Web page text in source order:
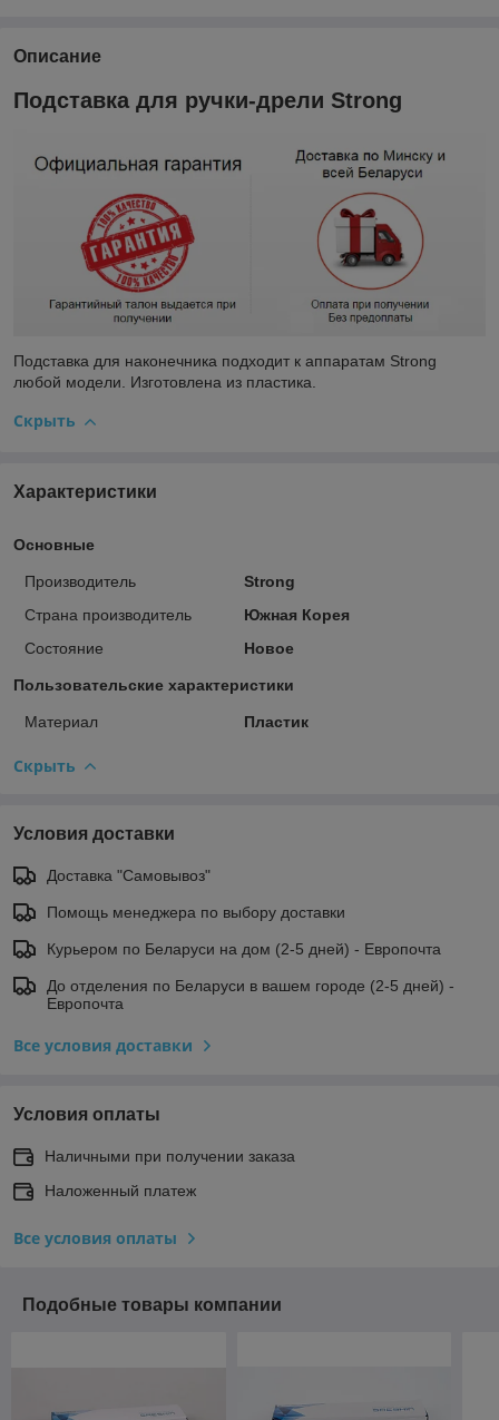
Описание
Подставка для ручки-дрели Strong
Подставка для наконечника подходит к аппаратам Strong
любой модели. Изготовлена из пластика.
Скрыть
Характеристики
Основные
Производитель
Strong
Страна производитель
Южная Корея
Состояние
Новое
Пользовательские характеристики
Материал Пластик
Скрыть
Условия доставки
Доставка "Самовывоз"
Помощь менеджера по выбору доставки
Курьером по Беларуси на дом (2-5 дней) - Европочта
До отделения по Беларуси в вашем городе (2-5 дней) -
Европочта
Все условия доставки
Условия оплаты
Наличными при получении заказа
Наложенный платеж
Все условия оплаты
Подобные товары компании